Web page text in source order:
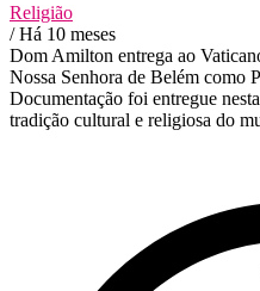
Religião
/ Há 10 meses
Dom Amilton entrega ao
Nossa Senhora de Belém como
Documentação foi entregue
tradição cultural e religiosa do